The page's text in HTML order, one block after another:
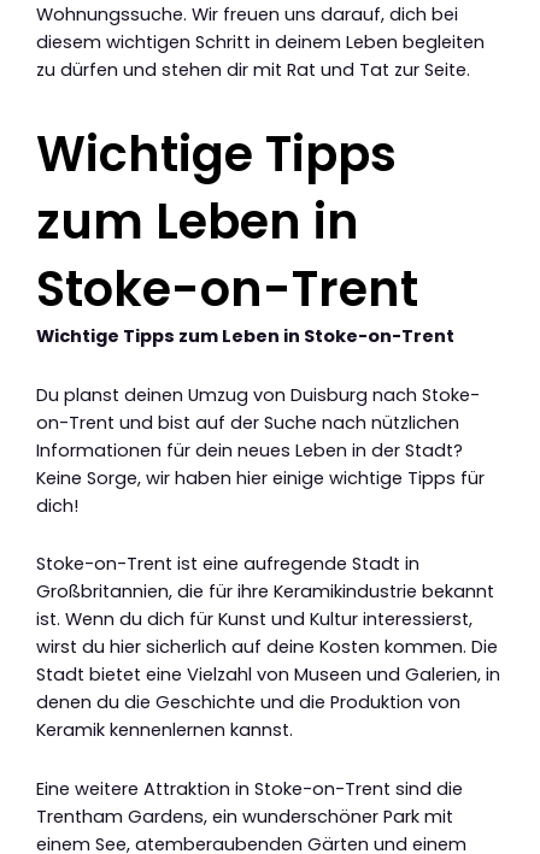
Wohnungssuche. Wir freuen uns darauf, dich bei
diesem wichtigen Schritt in deinem Leben begleiten
zu dürfen und stehen dir mit Rat und Tat zur Seite.
Wichtige Tipps
zum Leben in
Stoke-on-Trent
Wichtige Tipps zum Leben in Stoke-on-Trent
Du planst deinen Umzug von Duisburg nach Stoke-
on-Trent und bist auf der Suche nach nützlichen
Informationen für dein neues Leben in der Stadt?
Keine Sorge, wir haben hier einige wichtige Tipps für
dich!
Stoke-on-Trent ist eine aufregende Stadt in
Großbritannien, die für ihre Keramikindustrie bekannt
ist. Wenn du dich für Kunst und Kultur interessierst,
wirst du hier sicherlich auf deine Kosten kommen. Die
Stadt bietet eine Vielzahl von Museen und Galerien, in
denen du die Geschichte und die Produktion von
Keramik kennenlernen kannst.
Eine weitere Attraktion in Stoke-on-Trent sind die
Trentham Gardens, ein wunderschöner Park mit
einem See, atemberaubenden Gärten und einem